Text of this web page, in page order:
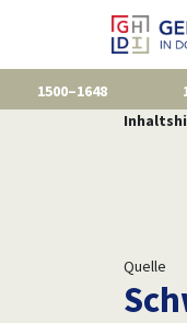
1500–1648
Quelle